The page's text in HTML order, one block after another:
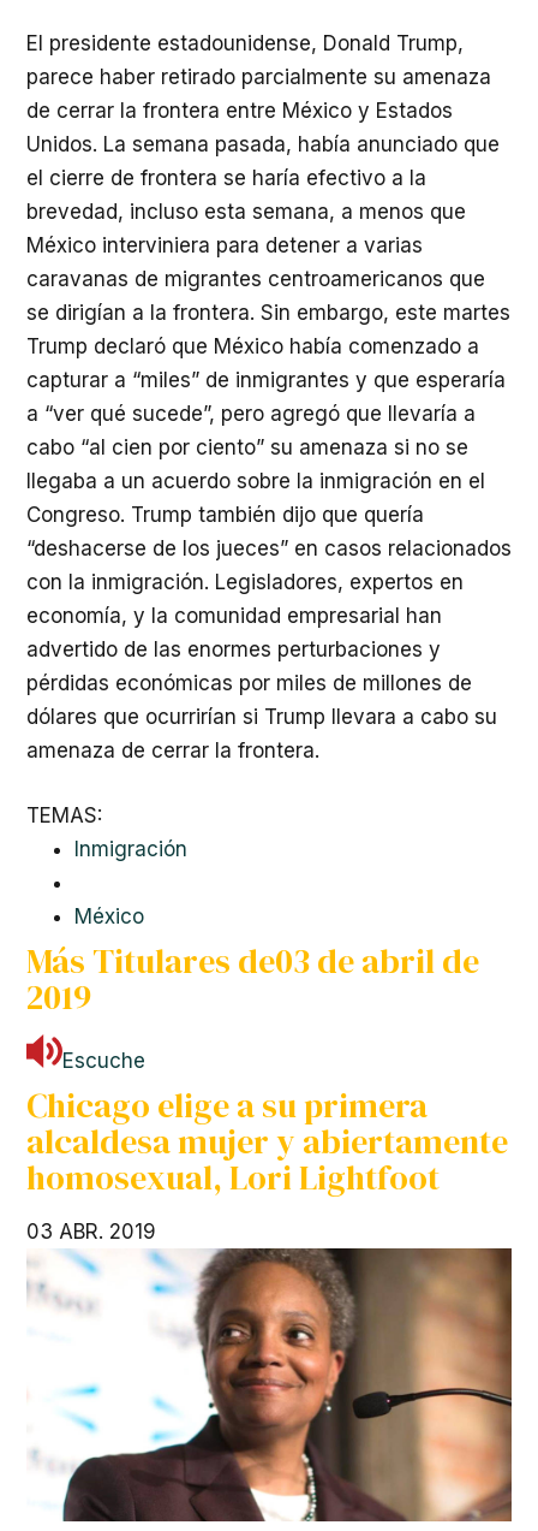
El presidente estadounidense, Donald Trump,
parece haber retirado parcialmente su amenaza
de cerrar la frontera entre México y Estados
Unidos. La semana pasada, había anunciado que
el cierre de frontera se haría efectivo a la
brevedad, incluso esta semana, a menos que
México interviniera para detener a varias
caravanas de migrantes centroamericanos que
se dirigían a la frontera. Sin embargo, este martes
Trump declaró que México había comenzado a
capturar a “miles” de inmigrantes y que esperaría
a “ver qué sucede”, pero agregó que llevaría a
cabo “al cien por ciento” su amenaza si no se
llegaba a un acuerdo sobre la inmigración en el
Congreso. Trump también dijo que quería
“deshacerse de los jueces” en casos relacionados
con la inmigración. Legisladores, expertos en
economía, y la comunidad empresarial han
advertido de las enormes perturbaciones y
pérdidas económicas por miles de millones de
dólares que ocurrirían si Trump llevara a cabo su
amenaza de cerrar la frontera.
TEMAS:
Inmigración
México
Más Titulares de03 de abril de
2019
Escuche
Chicago elige a su primera
alcaldesa mujer y abiertamente
homosexual, Lori Lightfoot
03 ABR. 2019